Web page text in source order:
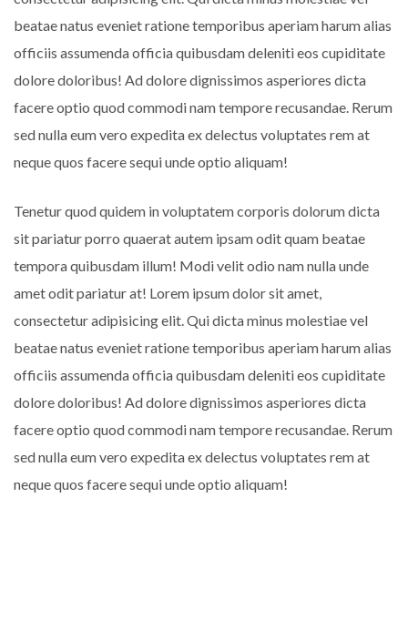
beatae natus eveniet ratione temporibus aperiam harum alias
officiis assumenda officia quibusdam deleniti eos cupiditate
dolore doloribus! Ad dolore dignissimos asperiores dicta
facere optio quod commodi nam tempore recusandae. Rerum
sed nulla eum vero expedita ex delectus voluptates rem at
neque quos facere sequi unde optio aliquam!
Tenetur quod quidem in voluptatem corporis dolorum dicta
sit pariatur porro quaerat autem ipsam odit quam beatae
tempora quibusdam illum! Modi velit odio nam nulla unde
amet odit pariatur at! Lorem ipsum dolor sit amet,
consectetur adipisicing elit. Qui dicta minus molestiae vel
beatae natus eveniet ratione temporibus aperiam harum alias
officiis assumenda officia quibusdam deleniti eos cupiditate
dolore doloribus! Ad dolore dignissimos asperiores dicta
facere optio quod commodi nam tempore recusandae. Rerum
sed nulla eum vero expedita ex delectus voluptates rem at
neque quos facere sequi unde optio aliquam!